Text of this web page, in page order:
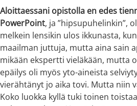
Aloittaessani opistolla en edes
PowerPoint, ja ”hipsupuhelinkin”,
melkein lensikin ulos ikkunasta,
maailman juttuja, mutta aina sain
mikään ekspertti vieläkään, mutta
epäilys oli myös yto-aineista
vierähtänyt jo aika tovi. Mutta niin
Koko luokka kyllä tuki toinen